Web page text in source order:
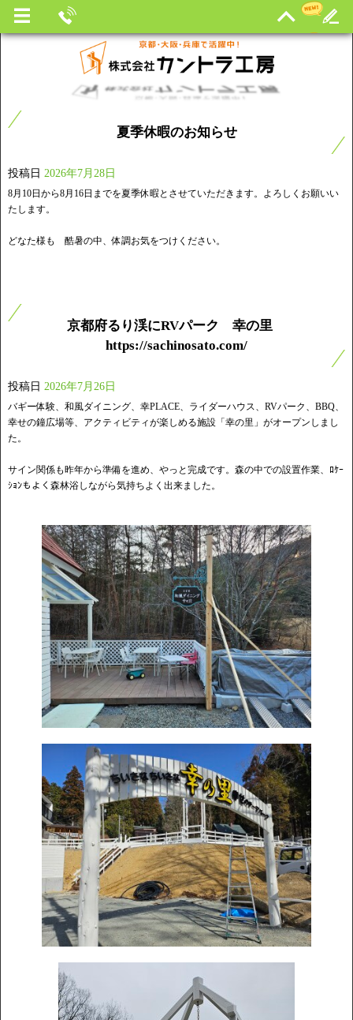
夏季休暇のお知らせ
投稿日 2026年7月28日
8月10日から8月16日までを夏季休暇とさせていただきます。よろしくお願いい
たします。
どなた様も 酷暑の中、体調お気をつけください。
京都府るり渓にRVパーク 幸の里
https://sachinosato.com/
投稿日 2026年7月26日
バギー体験、和風ダイニング、幸PLACE、ライダーハウス、RVパーク、BBQ、
幸せの鐘広場等、アクティビティが楽しめる施設「幸の里」がオープンしまし
た。
サイン関係も昨年から準備を進め、やっと完成です。森の中での設置作業、ﾛｹｰ
ｼｮﾝもよく森林浴しながら気持ちよく出来ました。